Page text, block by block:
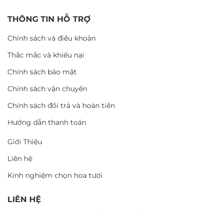
THÔNG TIN HỖ TRỢ
Chính sách và điều khoản
Thắc mắc và khiếu nại
Chính sách bảo mật
Chính sách vận chuyển
Chính sách đổi trả và hoàn tiền
Hướng dẫn thanh toán
Giới Thiệu
Liên hệ
Kinh nghiệm chọn hoa tươi
LIÊN HỆ